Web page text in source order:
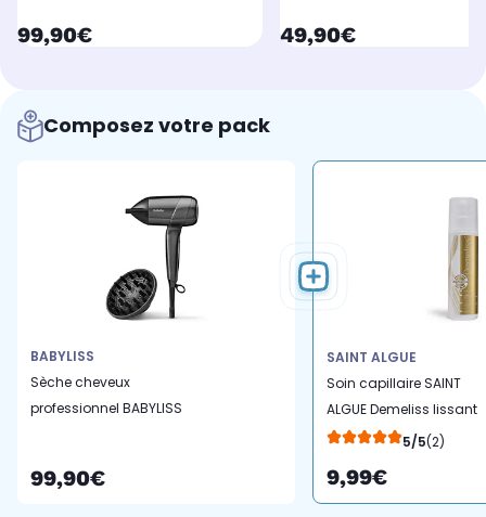
currentPrice
99,90€ currentPrice
49,90€
Composez votre pack
BABYLISS
Sèche cheveux
professionnel BABYLISS
99,90€
SAINT ALGUE
Soin capillaire SAINT
ALGUE Demeliss lissant
thermoprotecteur 200ml
5/5(2)
9,99€